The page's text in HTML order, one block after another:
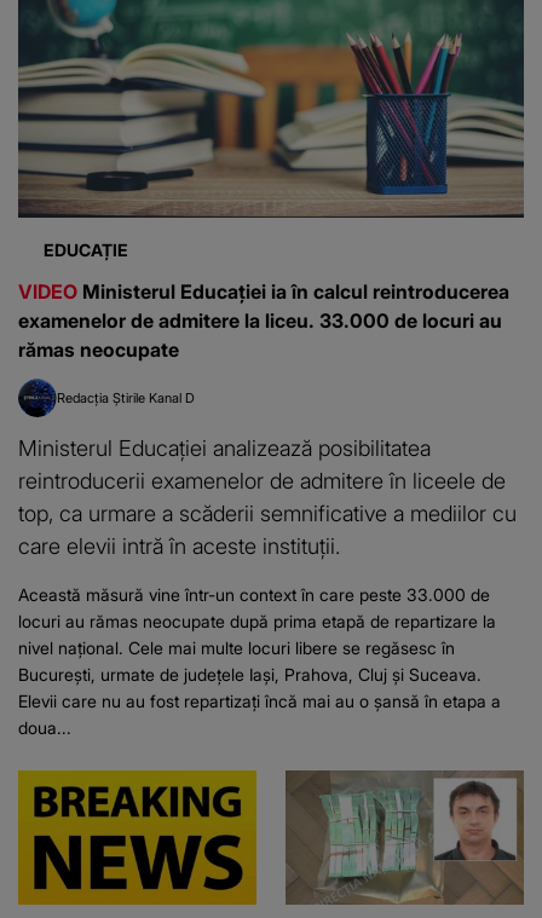
EDUCAȚIE
VIDEO Ministerul Educației ia în calcul reintroducerea
examenelor de admitere la liceu. 33.000 de locuri au
rămas neocupate
Redacția Știrile Kanal D
Ministerul Educației analizează posibilitatea
reintroducerii examenelor de admitere în liceele de
top, ca urmare a scăderii semnificative a mediilor cu
care elevii intră în aceste instituții.
Această măsură vine într-un context în care peste 33.000 de
locuri au rămas neocupate după prima etapă de repartizare la
nivel național. Cele mai multe locuri libere se regăsesc în
București, urmate de județele Iași, Prahova, Cluj și Suceava.
Elevii care nu au fost repartizați încă mai au o șansă în etapa a
doua...